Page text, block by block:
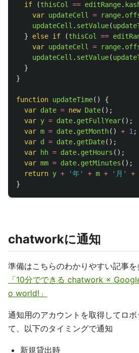
if
(thisCol == editRange.
var updateCell = range.
updateCell . setValue(
}
else if (thisCol ==
var updateCell = range.
updateCell . setValue(
}
}
function updateTime()
{
var date = new Date();
var y = date. getFullYear();
var m = date. getMonth() + 1;
var d = date. getDate();
var
hh = date. getHours ();
var mm = date. getMinutes ();
return y + '年' + m + ' 月 ' +
}
chatworkに通知
準備はこちらのわかりやすい記事を
「10分でできる chatwork ×
o world!」
通知用のアカウントを取得してロ
て、以下のタイミングで通知
新規貸出時